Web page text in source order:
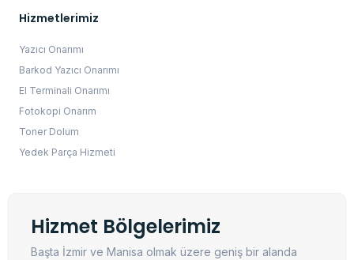
Hizmetlerimiz
Yazıcı Onarımı
Barkod Yazıcı Onarımı
El Terminali Onarımı
Fotokopi Onarım
Toner Dolum
Yedek Parça Hizmeti
Hizmet Bölgelerimiz
Başta İzmir ve Manisa olmak üzere geniş bir alanda